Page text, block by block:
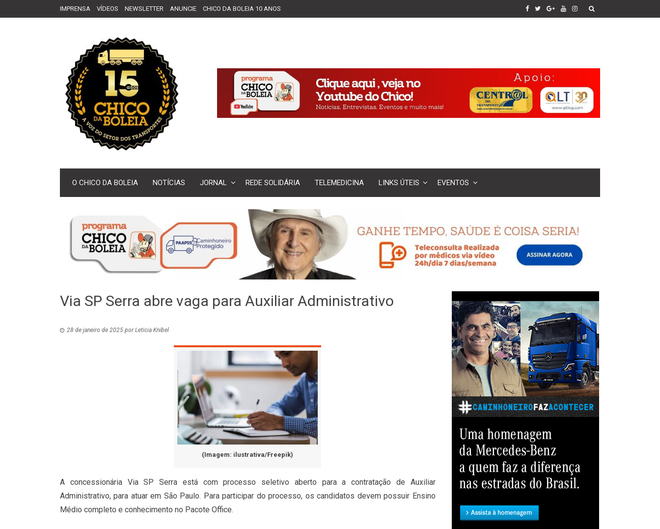
IMPRENSA VÍDEOS NEWSLETTER ANUNCIE CHICO DA BOLEIA 10 ANOS
O CHICO DA BOLEIA NOTÍCIAS JORNAL REDE SOLIDÁRIA TELEMEDICINA LINKS ÚTEIS EVENTOS
Via SP Serra abre vaga para Auxiliar Administrativo
28 de janeiro de 2025 porLeticia Knibel
(Imagem: ilustrativa/Freepik)
A concessionária Via SP Serra está com processo seletivo aberto para a contratação de Auxiliar
Administrativo, para atuar em São Paulo. Para participar do processo, os candidatos devem possuir Ensino
Médio completo e conhecimento no Pacote Office.